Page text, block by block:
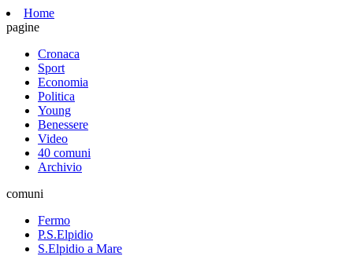
Home
pagine
Cronaca
Sport
Economia
Politica
Young
Benessere
Video
40 comuni
Archivio
comuni
Fermo
P.S.Elpidio
S.Elpidio a Mare